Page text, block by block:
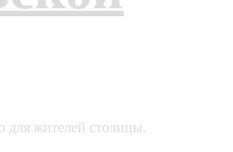
для жителей столицы.